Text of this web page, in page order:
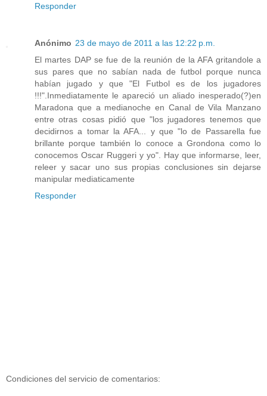
Responder
Anónimo 23 de mayo de 2011 a las 12:22 p.m.
El martes DAP se fue de la reunión de la AFA gritandole a
sus pares que no sabían nada de futbol porque nunca
habían jugado y que "El Futbol es de los jugadores
!!!".Inmediatamente le apareció un aliado inesperado(?)en
Maradona que a medianoche en Canal de Vila Manzano
entre otras cosas pidió que "los jugadores tenemos que
decidirnos a tomar la AFA... y que "lo de Passarella fue
brillante porque también lo conoce a Grondona como lo
conocemos Oscar Ruggeri y yo". Hay que informarse, leer,
releer y sacar uno sus propias conclusiones sin dejarse
manipular mediaticamente
Responder
Condiciones del servicio de comentarios: